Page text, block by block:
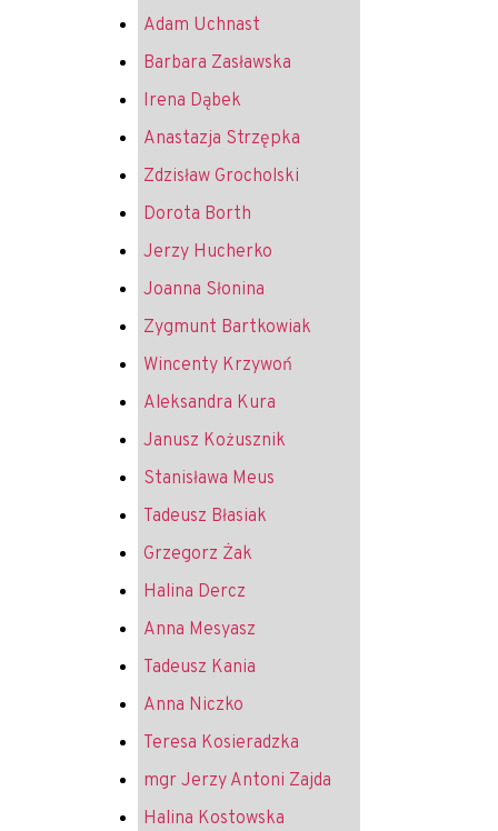
Adam Uchnast
Barbara Zasławska
Irena Dąbek
Anastazja Strzępka
Zdzisław Grocholski
Dorota Borth
Jerzy Hucherko
Joanna Słonina
Zygmunt Bartkowiak
Wincenty Krzywoń
Aleksandra Kura
Janusz Kożusznik
Stanisława Meus
Tadeusz Błasiak
Grzegorz Żak
Halina Dercz
Anna Mesyasz
Tadeusz Kania
Anna Niczko
Teresa Kosieradzka
mgr Jerzy Antoni Zajda
Halina Kostowska